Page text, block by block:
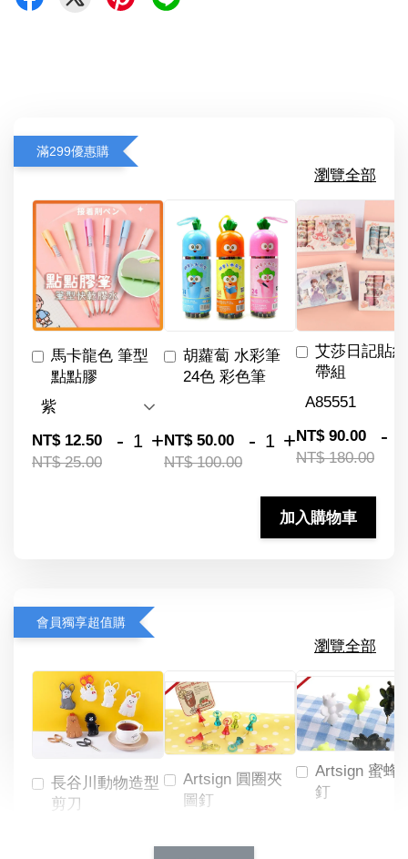
滿299優惠購
瀏覽全部
馬卡龍色 筆型
點點膠
NT$ 12.50
NT$ 25.00
- +
胡蘿蔔 水彩筆
24色 彩色筆
NT$ 50.00
NT$ 100.00
- +
艾莎日記貼
帶組
NT$ 90.00
NT$ 180.00
-
加入購物車
會員獨享超值購
瀏覽全部
長谷川動物造型
剪刀
Artsign 圓圈夾
圖釘
Artsign 蜜蜂
釘